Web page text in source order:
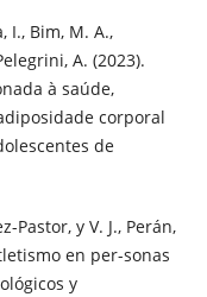
I., Bim, M. A.,
A. (2023).
à saúde,
corporal
de
Pastor, y V. J., Perán,
en per-sonas
y